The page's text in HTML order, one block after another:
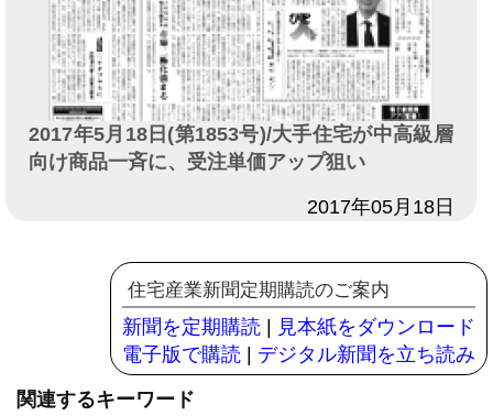
2017年5月18日(第1853号)/大手住宅が中高級層
向け商品一斉に、受注単価アップ狙い
2017年05月18日
住宅産業新聞定期購読のご案内
新聞を定期購読
見本紙をダウンロード
電子版で購読
デジタル新聞を立ち読み
関連するキーワード